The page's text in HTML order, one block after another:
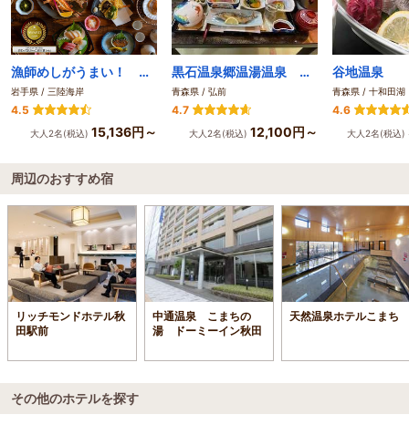
漁師めしがうまい！ 朝日を望む絶景露天温泉の宿 大船渡温泉
岩手県 / 三陸海岸
4.5
大人2名(税込) 15,136円～
黒石温泉郷温湯温泉 山賊館
青森県 / 弘前
4.7
大人2名(税込) 12,100円～
谷地温泉
青森県 / 十和田湖
4.6
大人2名(税込)
周辺のおすすめ宿
リッチモンドホテル秋
田駅前
中通温泉 こまちの
湯 ドーミーイン秋田
天然温泉ホテルこまち
その他のホテルを探す